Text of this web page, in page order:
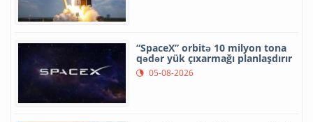
“SpaceX” orbitə 10 milyon tona
qədər yük çıxarmağı planlaşdırır
05-08-2026